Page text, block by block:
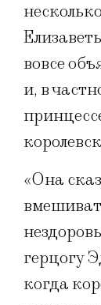
вовсе
и, в
«Она
герцогу
когда